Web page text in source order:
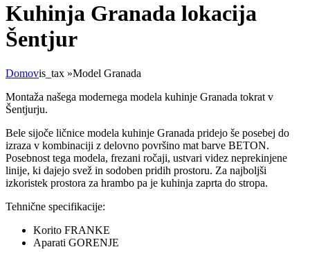
Kuhinja Granada lokacija
Šentjur
Domovis_tax »Model Granada
Montaža našega modernega modela kuhinje Granada tokrat v
Šentjurju.
Bele sijoče ličnice modela kuhinje Granada pridejo še posebej do
izraza v kombinaciji z delovno površino mat barve BETON.
Posebnost tega modela, frezani ročaji, ustvari videz neprekinjene
linije, ki dajejo svež in sodoben pridih prostoru. Za najboljši
izkoristek prostora za hrambo pa je kuhinja zaprta do stropa.
Tehnične specifikacije:
Korito FRANKE
Aparati GORENJE